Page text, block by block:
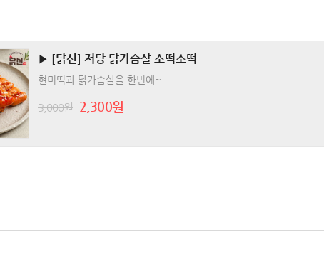
▶ [닭신] 저당 닭가슴살 소떡소떡
현미떡과 닭가슴살을 한번에~
3,000원 2,300원